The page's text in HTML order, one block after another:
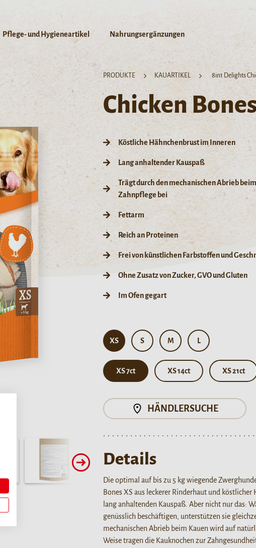
Pflege- und Hygieneartikel Nahrungsergänzungen
PRODUKTE KAUARTIKEL 8in1 Delights
Chicken
Köstliche Hähnchenbrust im Inneren
Lang anhaltender Kauspaß
Trägt durch den mechanischen Abrieb
Zahnpflege bei
Fettarm
Reich an Proteinen
Frei von künstlichen Farbstoffen und
Ohne Zusatz von Zucker, GVO und Gluten
Im Ofen gegart
XS S M L
XS 7ct XS 14ct XS 21ct
HÄNDLERSUCHE
Details
Die optimal auf bis zu 5 kg wiegende
Bones XS aus leckerer Rinderhaut und
lang anhaltenden Kauspaß. Aber nicht nur das:
genüsslich beschäftigen, unterstützen sie
mechanischen Abrieb beim Kauen wird auf
Weise tragen die Kauknochen zur